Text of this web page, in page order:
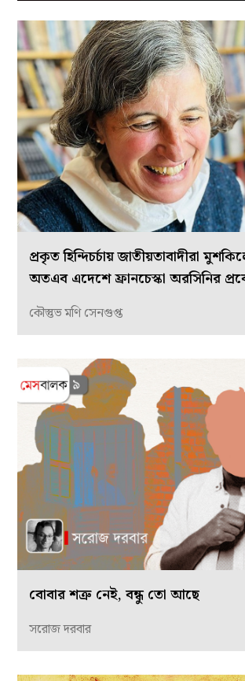
প্রকৃত হিন্দিচর্চায় জাতীয়তাবাদীরা
অতএব এদেশে ফ্রানচেস্কা অরসিনির
কৌস্তুভ মণি সেনগুপ্ত
বোবার শত্রু নেই, বন্ধু তো আছে
সরোজ দরবার